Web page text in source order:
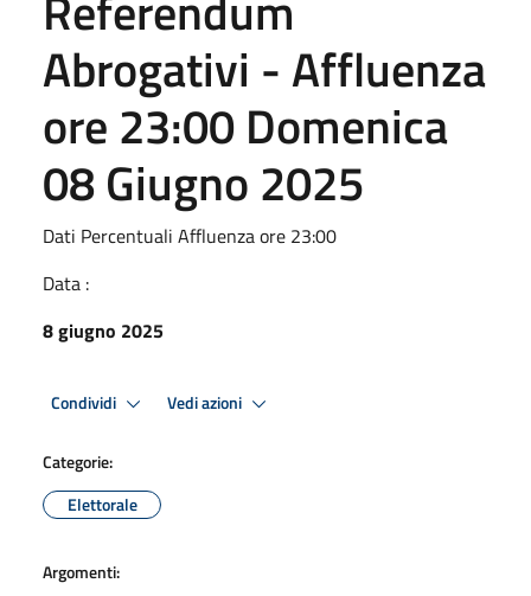
Abrogativi - Affluenza
ore 23:00 Domenica
08 Giugno 2025
Dati Percentuali Affluenza ore 23:00
Data :
8 giugno 2025
Condividi Vedi azioni
Categorie:
Elettorale
Argomenti: